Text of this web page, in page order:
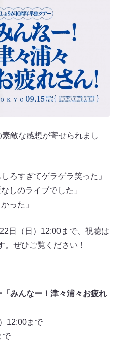
敵な感想が寄せられまし
ろすぎてゲラゲラ笑った」
しのライブでした」
った」
日（日）12:00まで、視聴は
。ぜひご覧ください！
みんなー！津々浦々お疲れ
12:00まで
で